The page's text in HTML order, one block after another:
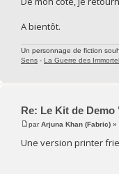
A bientôt.
Un personnage de fiction
Sens - La Guerre des
Re: Le Kit de
parArjuna Khan (Fabric) »
Une version printer